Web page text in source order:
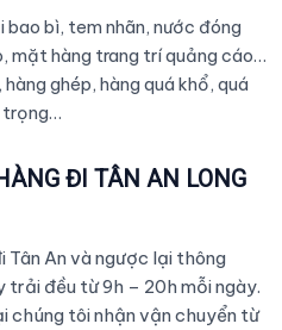
bao bì, tem nhãn, nước đóng
mặt hàng trang trí quảng cáo…
ghép, hàng quá khổ, quá
trọng…
ĐI TÂN AN LONG
Tân An và ngược lại thông
trải đều từ 9h – 20h mỗi ngày.
chúng tôi nhận vận chuyển từ